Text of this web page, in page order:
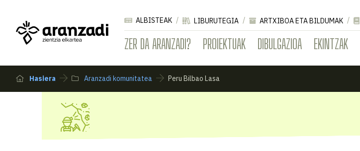
ZER DA ARANZADI? PROIEKTUAK DIBULGAZIOA EKINTZAK
ALBISTEAK LIBURUTEGIA ARTXIBOA ETA BILDUMAK
Hasiera Aranzadi komunitatea Peru Bilbao Lasa